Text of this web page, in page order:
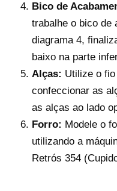
Bico de
trabalhe o bico de
diagrama 4,
baixo na parte
Alças: Utilize o
confeccionar as
as alças ao lado
Forro: Modele o
utilizando a
Retrós 354